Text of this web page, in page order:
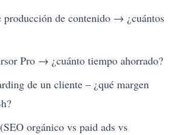
producción de contenido → ¿cuántos
Pro → ¿cuánto tiempo ahorrado?
de un cliente – ¿qué margen
orgánico vs paid ads vs